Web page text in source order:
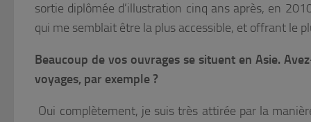
sortie diplômée d’illustration cinq ans après, en
qui me semblait être la plus accessible, et offrant le
Beaucoup de vos ouvrages se situent en Asie.
voyages, par exemple ?
Oui complètement, je suis très attirée par la